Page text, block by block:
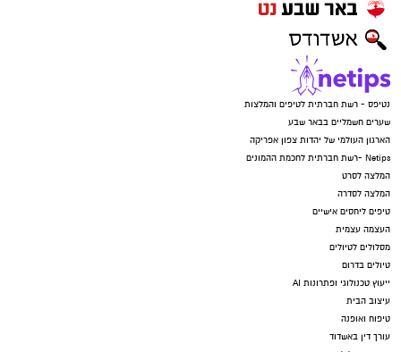
נטיפס - רשת חברתית לטיפים והמלצות
שערים חשמליים בבאר שבע
הארגון העולמי של יהדות צפון אפריקה
Netips -רשת חברתית לחכמת ההמונים
המלצה לסרט
המלצה לסדרה
טיפים ליחסים אישיים
העצמה עצמית
מסלולים לטיולים
טיולים בדרום
ייעוץ טכנולוגי ופתרונות AI
עיצוב הבית
טיפוח ואופנה
עורך דין באשדוד